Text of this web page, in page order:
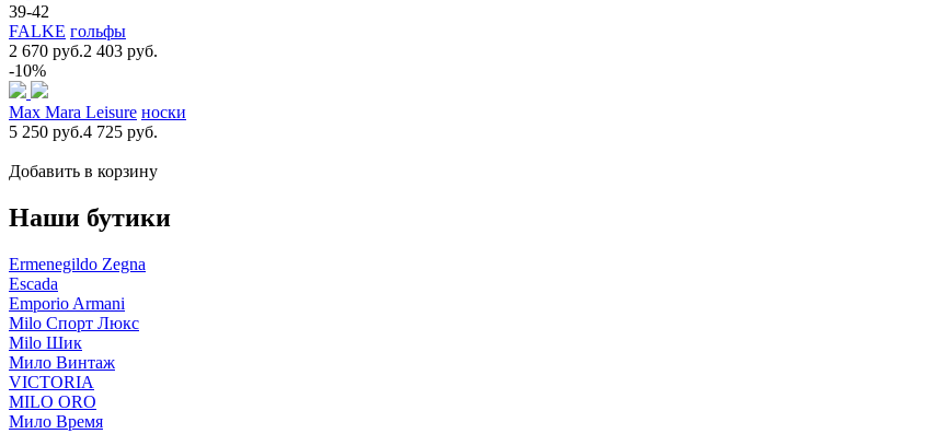
39-42
FALKE гольфы
2 670 руб.2 403 руб.
-10%
Max Mara Leisure носки
5 250 руб.4 725 руб.
Добавить в корзину
Наши бутики
Ermenegildo Zegna
Escada
Emporio Armani
Milo Спорт Люкс
Milo Шик
Мило Винтаж
VICTORIA
MILO ORO
Мило Время